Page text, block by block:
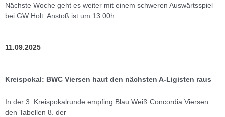
Nächste Woche geht es weiter mit einem schweren Auswärtsspiel
bei GW Holt. Anstoß ist um 13:00h
11.09.2025
Kreispokal: BWC Viersen haut den nächsten A-Ligisten raus
In der 3. Kreispokalrunde empfing Blau Weiß Concordia Viersen
den Tabellen 8. der